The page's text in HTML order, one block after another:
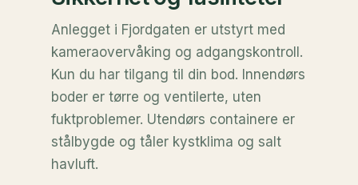
Anlegget i Fjordgaten er utstyrt med
kameraovervåking og adgangskontroll.
Kun du har tilgang til din bod. Innendørs
boder er tørre og ventilerte, uten
fuktproblemer. Utendørs containere er
stålbygde og tåler kystklima og salt
havluft.